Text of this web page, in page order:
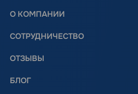
О КОМПАНИИ
СОТРУДНИЧЕСТВО
ОТЗЫВЫ
БЛОГ